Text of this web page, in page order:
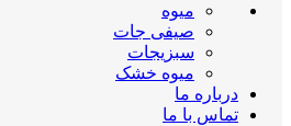
میوه
صیفی جات
سبزیجات
میوه خشک
درباره ما
تماس با ما